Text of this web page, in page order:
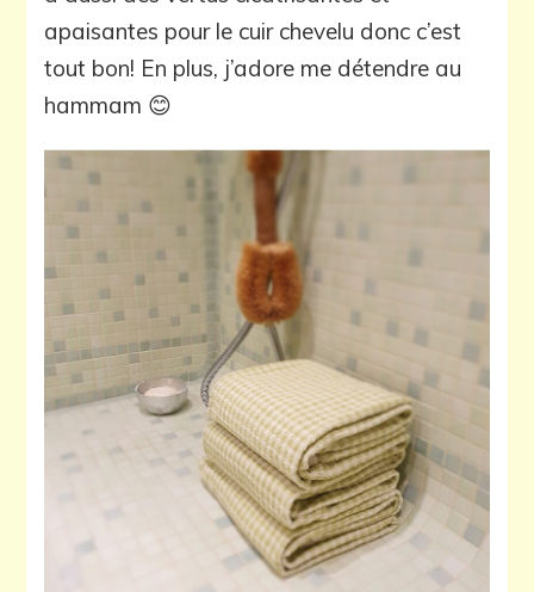
apaisantes pour le cuir chevelu donc c’est
tout bon! En plus, j’adore me détendre au
hammam 😊